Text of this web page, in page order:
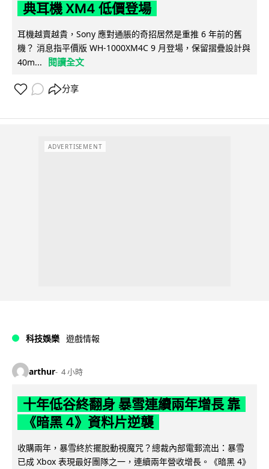
典耳機 XM4 低價登場
耳機越賣越貴，Sony 應對通脹的奇招居然是重推 6 年前的舊
機？ 消息指平價版 WH-1000XM4C 9 月登場，保留摺疊設計與
40m...
閱讀全文
分享
ADVERTISEMENT
科技娛樂 遊戲情報
arthur 4 小時
十年低谷終翻身 暴雪連續兩年增長 靠
《暗黑 4》資料片逆襲
收購兩年，暴雪終於擺脫動視魔咒？總裁內部電郵流出：暴雪
已成 Xbox 表現最好團隊之一，連續兩年營收增長。《暗黑 4》